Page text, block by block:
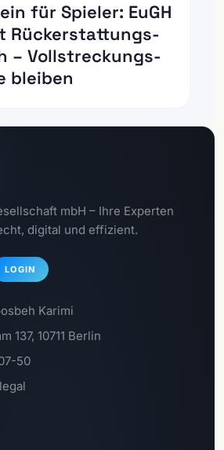
für Spieler: EuGH
Rückerstattungs­
– Vollstreckungs­
bleiben
mbH – Ihre Experten
digital und effizient.
LOGIN
Zum
Datenschutzportal
Karimi
137, 10711 Berlin
50